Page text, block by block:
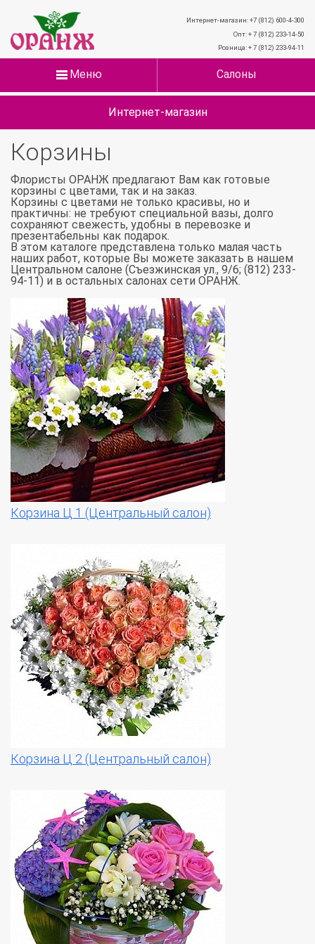
Интернет-магазин: +7 (812) 600-4-300
Опт: + 7 (812) 233-14-50
Розница: + 7 (812) 233-94-11
Меню Салоны
Интернет-магазин
Корзины
Флористы ОРАНЖ предлагают Вам как готовые
корзины с цветами, так и на заказ.
Корзины с цветами не только красивы, но и
практичны: не требуют специальной вазы, долго
сохраняют свежесть, удобны в перевозке и
презентабельны как подарок.
В этом каталоге представлена только малая часть
наших работ, которые Вы можете заказать в нашем
Центральном салоне (Съезжинская ул., 9/6; (812) 233-
94-11) и в остальных салонах сети ОРАНЖ.
Корзина Ц 1 (Центральный салон)
Корзина Ц 2 (Центральный салон)